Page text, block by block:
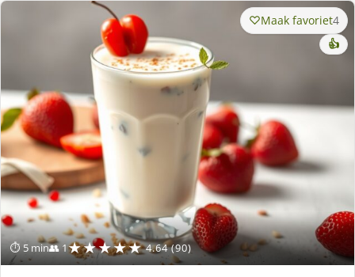
⏱ 5 min👥 1★★★★★ 4.64 (90)
Maak favoriet4
👍